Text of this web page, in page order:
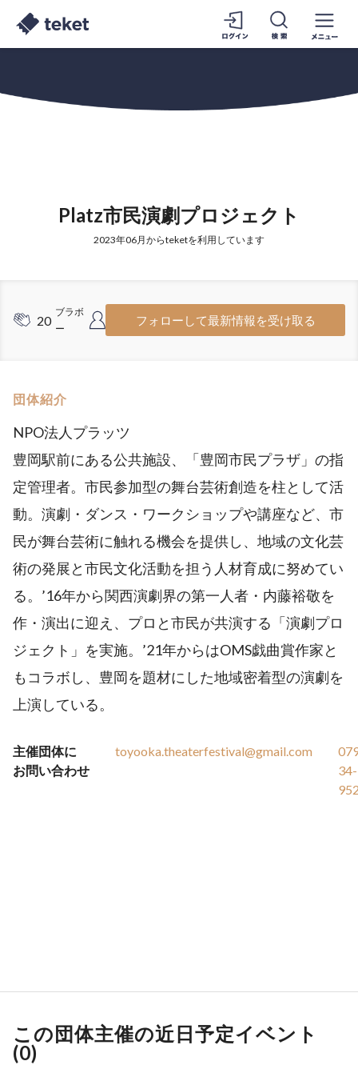
Platz市民演劇プロジェクト
2023年06月からteketを利用しています
20
ブラボ
ー
ー
フォローして最新情報を受け取る
団体紹介
NPO法人プラッツ
豊岡駅前にある公共施設、「豊岡市民プラザ」の指
定管理者。市民参加型の舞台芸術創造を柱として活
動。演劇・ダンス・ワークショップや講座など、市
民が舞台芸術に触れる機会を提供し、地域の文化芸
術の発展と市民文化活動を担う人材育成に努めてい
る。’16年から関西演劇界の第一人者・内藤裕敬を
作・演出に迎え、プロと市民が共演する「演劇プロ
ジェクト」を実施。’21年からはOMS戯曲賞作家と
もコラボし、豊岡を題材にした地域密着型の演劇を
上演している。
主催団体に
お問い合わせ
toyooka.theaterfestival@gmail.com
34-
この団体主催の近日予定イベント
(0)